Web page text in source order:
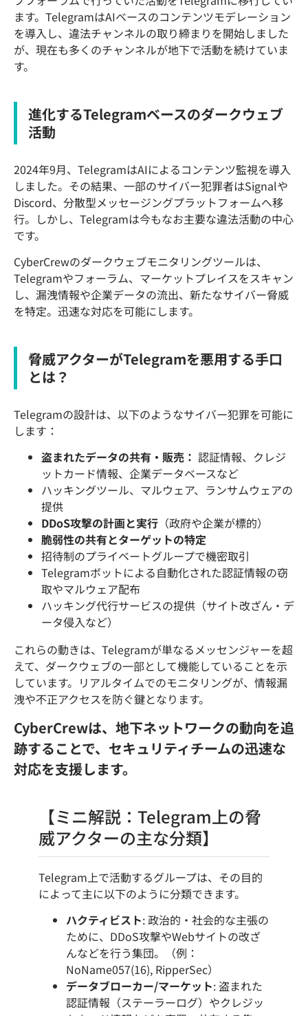
ます。TelegramはAIベースのコンテンツモデレーション
を導入し、違法チャンネルの取り締まりを開始しました
が、現在も多くのチャンネルが地下で活動を続けていま
す。
進化するTelegramベースのダークウェブ
活動
2024年9月、TelegramはAIによるコンテンツ監視を導入
しました。その結果、一部のサイバー犯罪者はSignalや
Discord、分散型メッセージングプラットフォームへ移
行。しかし、Telegramは今もなお主要な違法活動の中心
です。
CyberCrewのダークウェブモニタリングツールは、
Telegramやフォーラム、マーケットプレイスをスキャン
し、漏洩情報や企業データの流出、新たなサイバー脅威
を特定。迅速な対応を可能にします。
脅威アクターがTelegramを悪用する手口
とは？
Telegramの設計は、以下のようなサイバー犯罪を可能に
します：
盗まれたデータの共有・販売： 認証情報、クレジ
ットカード情報、企業データベースなど
ハッキングツール、マルウェア、ランサムウェアの
提供
DDoS攻撃の計画と実行 （政府や企業が標的）
脆弱性の共有とターゲットの特定
招待制のプライベートグループで機密取引
Telegramボットによる自動化された認証情報の窃
取やマルウェア配布
ハッキング代行サービスの提供（サイト改ざん・デ
ータ侵入など）
これらの動きは、Telegramが単なるメッセンジャーを超
えて、ダークウェブの一部として機能していることを示
しています。リアルタイムでのモニタリングが、情報漏
洩や不正アクセスを防ぐ鍵となります。
CyberCrewは、地下ネットワークの動向を追
跡することで、セキュリティチームの迅速な
対応を支援します。
【ミニ解説：Telegram上の脅
威アクターの主な分類】
Telegram上で活動するグループは、その目的
によって主に以下のように分類できます。
ハクティビスト: 政治的・社会的な主張の
ために、DDoS攻撃やWebサイトの改ざ
んなどを行う集団。（例：
NoName057(16), RipperSec）
データブローカー/マーケット: 盗まれた
認証情報（ステーラーログ）やクレジッ